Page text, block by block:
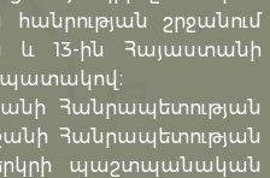
հանրության շրջանում
և 13-ին Հայաստանի
Հանրապետության
Հանրապետության
պաշտպանական